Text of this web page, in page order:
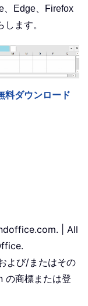
、Edge、Firefox
ます。
料ダウンロード
| All
よび/またはその
商標または登